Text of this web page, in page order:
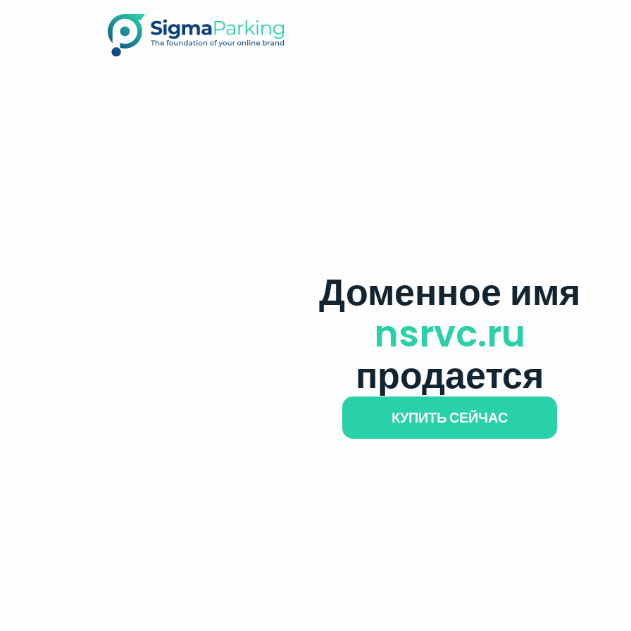
Доменное имя
nsrvc.ru
продается
КУПИТЬ СЕЙЧАС